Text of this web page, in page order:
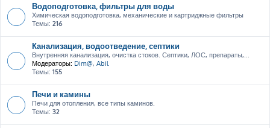
Водоподготовка, фильтры для воды
Химическая водоподготовка, механические и картриджные фильтры
Темы: 216
Канализация, водоотведение, септики
Внутренняя канализация, очистка стоков. Септики, ЛОС, препараты,...
Модераторы: Dim@, Abil
Темы: 155
Печи и камины
Печи для отопления, все типы каминов.
Темы: 32